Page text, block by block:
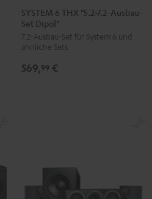
6
THX
"5.2>7.2-
Ausbau-
Set
SYSTEM 6 THX "5.2>7.2-Ausbau-
Set Dipol"
7.2-Ausbau-Set für System 6 und
ähnliche Sets
569,99 €